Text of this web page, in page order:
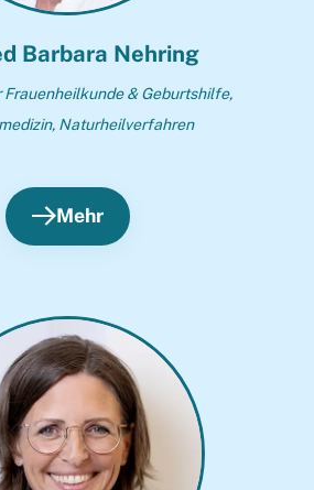
Barbara Nehring
& Geburtshilfe,
Naturheilverfahren
Mehr